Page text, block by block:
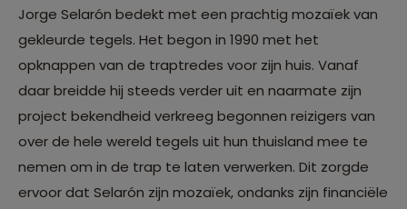
Jorge Selarón bedekt met een prachtig mozaïek van
gekleurde tegels. Het begon in 1990 met het
opknappen van de traptredes voor zijn huis. Vanaf
daar breidde hij steeds verder uit en naarmate zijn
project bekendheid verkreeg begonnen reizigers van
over de hele wereld tegels uit hun thuisland mee te
nemen om in de trap te laten verwerken. Dit zorgde
ervoor dat Selarón zijn mozaïek, ondanks zijn financiële